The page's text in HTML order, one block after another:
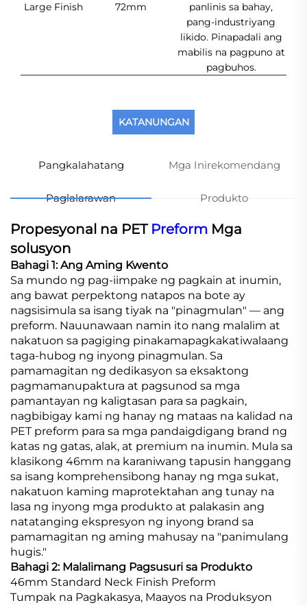
Large Finish
72mm
panlinis sa bahay,
pang-industriyang
likido. Pinapadali ang
mabilis na pagpuno at
pagbuhos.
KATANUNGAN
Pangkalahatang
Paglalarawan
Mga Inirekomendang
Produkto
Propesyonal na PET Preform Mga
solusyon
Bahagi 1: Ang Aming Kwento
Sa mundo ng pag-iimpake ng pagkain at inumin,
ang bawat perpektong natapos na bote ay
nagsisimula sa isang tiyak na "pinagmulan" — ang
preform. Nauunawaan namin ito nang malalim at
nakatuon sa pagiging pinakamapagkakatiwalaang
taga-hubog ng inyong pinagmulan. Sa
pamamagitan ng dedikasyon sa eksaktong
pagmamanupaktura at pagsunod sa mga
pamantayan ng kaligtasan para sa pagkain,
nagbibigay kami ng hanay ng mataas na kalidad na
PET preform para sa mga pandaigdigang brand ng
katas ng gatas, alak, at premium na inumin. Mula sa
klasikong 46mm na karaniwang tapusin hanggang
sa isang komprehensibong hanay ng mga sukat,
nakatuon kaming maprotektahan ang tunay na
lasa ng inyong mga produkto at palakasin ang
natatanging ekspresyon ng inyong brand sa
pamamagitan ng aming mahusay na "panimulang
hugis."
Bahagi 2: Malalimang Pagsusuri sa Produkto
46mm Standard Neck Finish Preform
Tumpak na Pagkakasya, Maayos na Produksyon